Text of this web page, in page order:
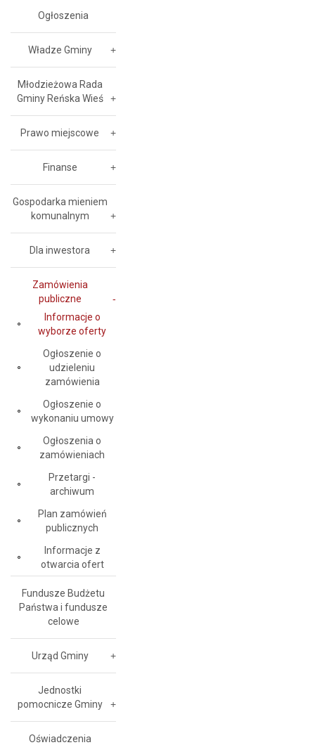
Ogłoszenia
Władze Gminy
Młodzieżowa Rada
Gminy Reńska Wieś
Prawo miejscowe
Finanse
Gospodarka mieniem
komunalnym
Dla inwestora
Zamówienia
publiczne
Informacje o
wyborze oferty
Ogłoszenie o
udzieleniu
zamówienia
Ogłoszenie o
wykonaniu umowy
Ogłoszenia o
zamówieniach
Przetargi -
archiwum
Plan zamówień
publicznych
Informacje z
otwarcia ofert
Fundusze Budżetu
Państwa i fundusze
celowe
Urząd Gminy
Jednostki
pomocnicze Gminy
Oświadczenia